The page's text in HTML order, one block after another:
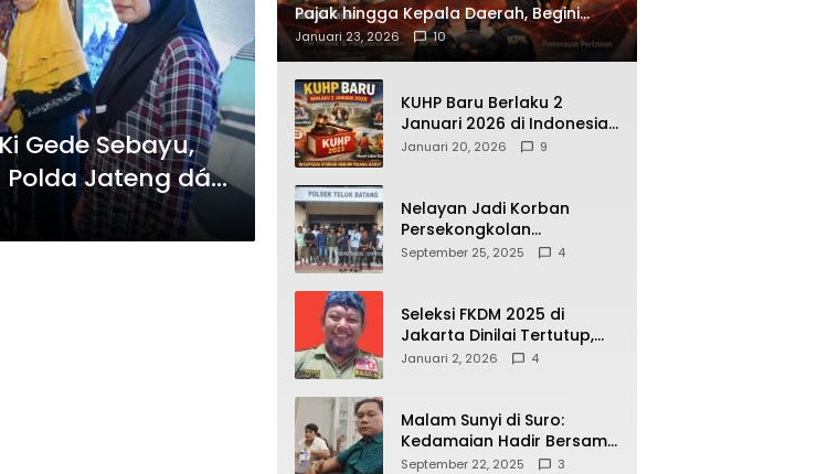
Gede Sebayu,
Polda Jateng dán
Pajak hingga Kepala Daerah, Begini
Wajah Korupsi yang Terbongkar
Januari 23, 2026 10
KUHP Baru Berlaku 2
Januari 2026 di Indonesia,
Apa Dampaknya bagi
Dipahami Publik
Januari 20, 2026 9
Nelayan Jadi Korban
Persekongkolan
Penyelewengan BBM
September 25, 2025 4
Seleksi FKDM 2025 di
Jakarta Dinilai Tertutup,
Transparansi
Januari 2, 2026 4
Malam Sunyi di Suro:
Kedamaian Hadir Bersama
Secangkir Kopi Hangat
September 22, 2025 3